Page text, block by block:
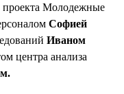
проекта Молодежные
Софией
Иваном
центра анализа